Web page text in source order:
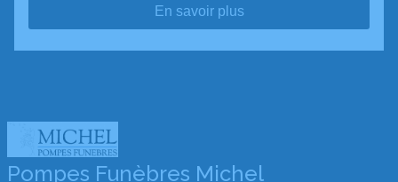
En savoir plus
Pompes Funèbres Michel